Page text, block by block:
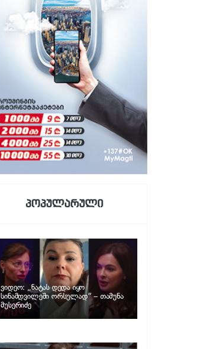
პოპულარული
ვიდეო: „ნატას დედა იყო
სინამდვილეში ორსულად“ – თამუნა
მუსერიძე